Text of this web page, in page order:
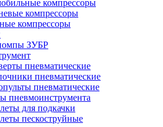
компрессоры
компрессоры
компрессоры
ЗУБР
пневматические
пневматические
пневматические
пневмоинструмента
для подкачки
пескоструйные